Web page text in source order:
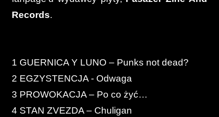
Records.
1 GUERNICA Y LUNO – Punks not dead?
2 EGZYSTENCJA - Odwaga
3 PROWOKACJA – Po co żyć…
4 STAN ZVEZDA – Chuligan